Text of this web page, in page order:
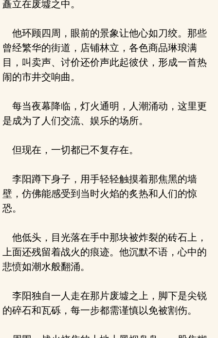
矗立在废墟之中。
他环顾四周，眼前的景象让他心如刀绞。那些
曾经繁华的街道，店铺林立，各色商品琳琅满
目，叫卖声、讨价还价声此起彼伏，形成一首热
闹的市井交响曲。
每当夜幕降临，灯火通明，人潮涌动，这里更
是成为了人们交流、娱乐的场所。
但现在，一切都已不复存在。
李阳蹲下身子，用手轻轻触摸着那焦黑的墙
壁，仿佛能感受到当时火焰的炙热和人们的惊
恐。
他低头，目光落在手中那块被炸裂的砖石上，
上面还残留着战火的痕迹。他沉默不语，心中的
悲愤如潮水般翻涌。
李阳独自一人走在那片废墟之上，脚下是尖锐
的碎石和瓦砾，每一步都需谨慎以免被割伤。